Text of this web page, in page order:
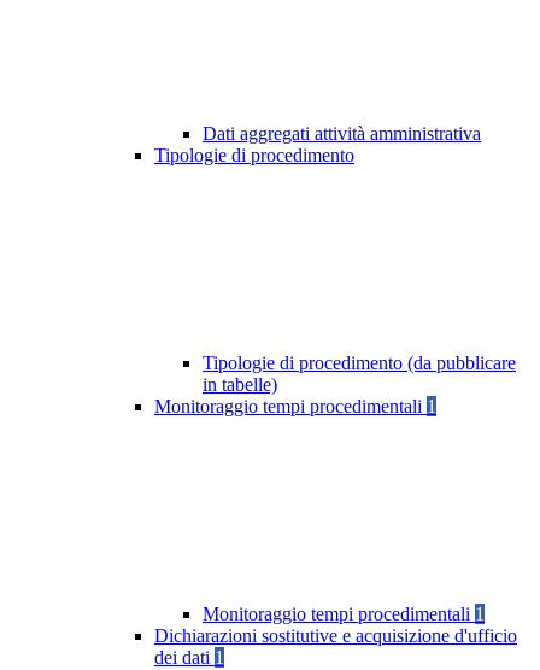
Dati aggregati attività amministrativa
Tipologie di procedimento
Tipologie di procedimento (da pubblicare
in tabelle)
Monitoraggio tempi procedimentali 1
Monitoraggio tempi procedimentali 1
Dichiarazioni sostitutive e acquisizione d'ufficio
dei dati 1